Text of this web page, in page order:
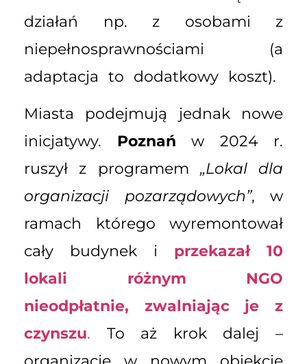
działań np. z osobami z
niepełnosprawnościami (a
adaptacja to dodatkowy koszt).
Miasta podejmują jednak nowe
inicjatywy. Poznań w 2024 r.
ruszył z programem „Lokal dla
organizacji pozarządowych”, w
ramach którego wyremontował
cały budynek i
przekazał 10
lokali różnym NGO
nieodpłatnie, zwalniając je z
czynszu. To aż krok dalej –